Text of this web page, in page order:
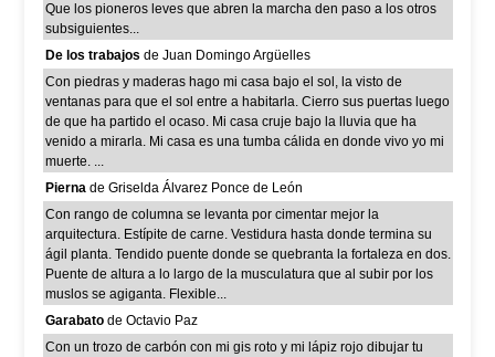
Que los pioneros leves que abren la marcha den paso a los otros
subsiguientes...
De los trabajos de Juan Domingo Argüelles
Con piedras y maderas hago mi casa bajo el sol, la visto de
ventanas para que el sol entre a habitarla. Cierro sus puertas luego
de que ha partido el ocaso. Mi casa cruje bajo la lluvia que ha
venido a mirarla. Mi casa es una tumba cálida en donde vivo yo mi
muerte. ...
Pierna de Griselda Álvarez Ponce de León
Con rango de columna se levanta por cimentar mejor la
arquitectura. Estípite de carne. Vestidura hasta donde termina su
ágil planta. Tendido puente donde se quebranta la fortaleza en dos.
Puente de altura a lo largo de la musculatura que al subir por los
muslos se agiganta. Flexible...
Garabato de Octavio Paz
Con un trozo de carbón con mi gis roto y mi lápiz rojo dibujar tu